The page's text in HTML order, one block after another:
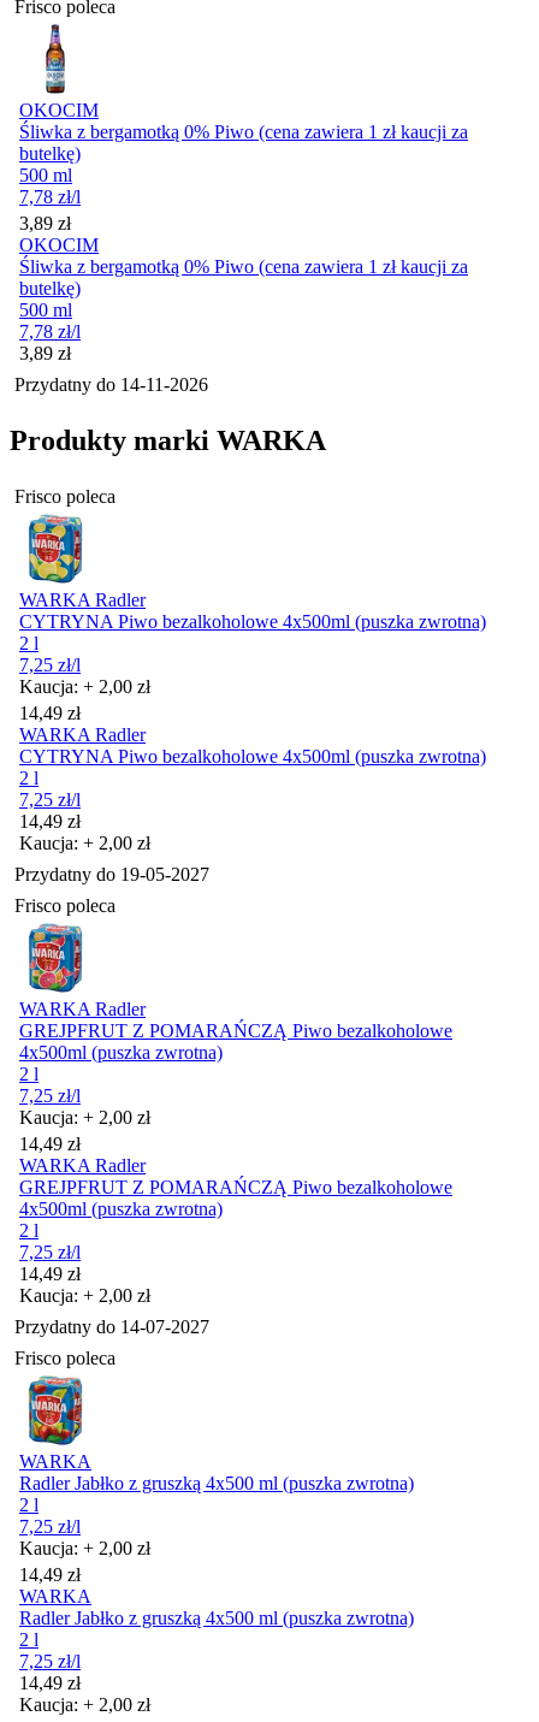
Frisco poleca
OKOCIM
Śliwka z bergamotką 0% Piwo (cena zawiera 1 zł kaucji za
butelkę)
500 ml
7,78 zł/l
Cena
3,89 zł
OKOCIM
Śliwka z bergamotką 0% Piwo (cena zawiera 1 zł kaucji za
butelkę)
500 ml
7,78 zł/l
Cena
3,89 zł
Przydatny do 14-11-2026
Produkty marki WARKA
Frisco poleca
WARKA Radler
CYTRYNA Piwo bezalkoholowe 4x500ml (puszka zwrotna)
2 l
7,25 zł/l
Kaucja: + 2,00 zł
Cena
14,49 zł
WARKA Radler
CYTRYNA Piwo bezalkoholowe 4x500ml (puszka zwrotna)
2 l
7,25 zł/l
Cena
14,49 zł
Kaucja: + 2,00 zł
Przydatny do 19-05-2027
Frisco poleca
WARKA Radler
GREJPFRUT Z POMARAŃCZĄ Piwo bezalkoholowe
4x500ml (puszka zwrotna)
2 l
7,25 zł/l
Kaucja: + 2,00 zł
Cena
14,49 zł
WARKA Radler
GREJPFRUT Z POMARAŃCZĄ Piwo bezalkoholowe
4x500ml (puszka zwrotna)
2 l
7,25 zł/l
Cena
14,49 zł
Kaucja: + 2,00 zł
Przydatny do 14-07-2027
Frisco poleca
WARKA
Radler Jabłko z gruszką 4x500 ml (puszka zwrotna)
2 l
7,25 zł/l
Kaucja: + 2,00 zł
Cena
14,49 zł
WARKA
Radler Jabłko z gruszką 4x500 ml (puszka zwrotna)
2 l
7,25 zł/l
Cena
14,49 zł
Kaucja: + 2,00 zł